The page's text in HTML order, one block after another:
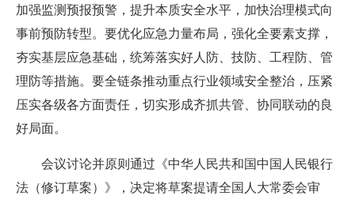
加强监测预报预警，提升本质安全水平，加快治理模式向
事前预防转型。要优化应急力量布局，强化全要素支撑，
夯实基层应急基础，统筹落实好人防、技防、工程防、管
理防等措施。要全链条推动重点行业领域安全整治，压紧
压实各级各方面责任，切实形成齐抓共管、协同联动的良
好局面。
会议讨论并原则通过《中华人民共和国中国人民银行
法（修订草案）》，决定将草案提请全国人大常委会审